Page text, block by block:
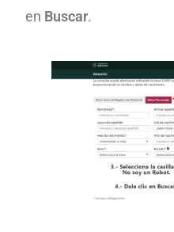
en Buscar.